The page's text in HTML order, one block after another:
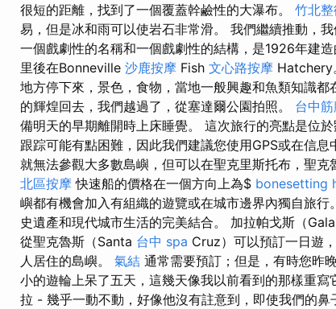
很短的距離，找到了一個覆蓋幹鹼性的大瀑布。 竹北
易，但是冰和雨可以使岩石非常滑。 我們繼續推動，
一個戲劇性的名稱和一個戲劇性的結構，是1926年建
里後在Bonneville 沙鹿按摩 Fish 文心路按摩 Hatchery
地方停下來，景色，食物，當地一般興趣和魚類知識都
的輝煌回去，我們越過了，從塞達爾公園拍照。 台中
備明天的早期離開時上床睡覺。 這次旅行的亮點是位
跟踪可能有點困難，因此我們建議您使用GPS或在信息
就無法參觀大多數島嶼，但可以在聖克里斯托布，聖克
北區按摩 快速船的價格在一個方向上為$ bonesetting
嶼都有機會加入有組織的遊覽或在城市邊界內獨自旅
史遺產和現代城市生活的完美結合。 加拉帕戈斯（
從聖克魯斯（Santa 台中 spa Cruz）可以預訂一日遊
人居住的島嶼。 氣結 通常需要預訂；但是，有時您昨
小的遊輪上呆了五天，這幾天像我以前看到的那樣重
拉 - 幾乎一動不動，好像他沒有註意到，即使我們的